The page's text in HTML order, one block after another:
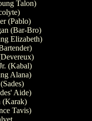
Talon)
(Pablo)
(Bar-Bro)
Elizabeth)
(Kabal)
Alana)
Aide)
(Karak)
Tavis)